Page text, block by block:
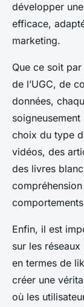
développer
efficace,
marketing.
Que ce soit
de l’UGC, de
données,
choix du type
vidéos, des
des livres
Enfin, il est
sur les
en termes de
créer une
où les